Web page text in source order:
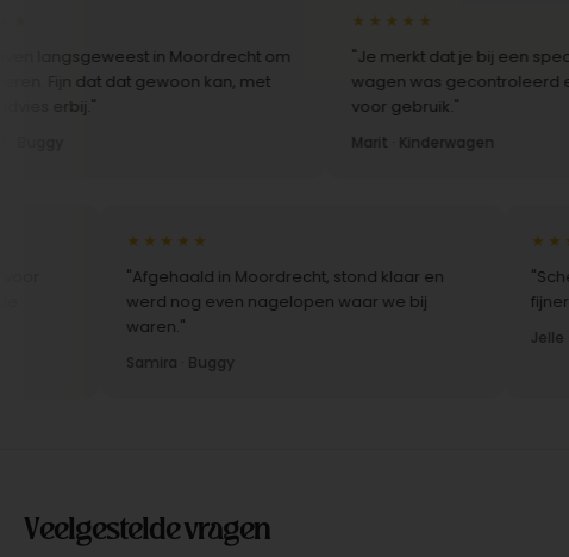
in Moordrecht om
dat gewoon kan, met
★★★★★
"Je merkt dat je bij een specialist
wagen was gecontroleerd en direct
voor gebruik."
Marit · Kinderwagen
★★★★★
"Afgehaald in Moordrecht, stond klaar en
werd nog even nagelopen waar we bij
waren."
Samira · Buggy
★★★★★
"Scherpe
fijner dan
Jelle · Buggy
Veelgestelde vragen